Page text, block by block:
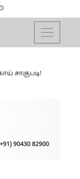
சாகுபடி!
90430 82900